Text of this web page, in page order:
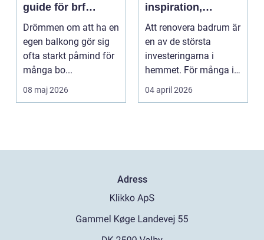
guide för brf
medlemmar
Drömmen om att ha en
egen balkong gör sig
ofta starkt påmind för
många bo...
08 maj 2026
inspiration,
planering och
smarta val
Att renovera badrum är
en av de största
investeringarna i
hemmet. För många i
och runt Kristianstad ...
04 april 2026
Adress